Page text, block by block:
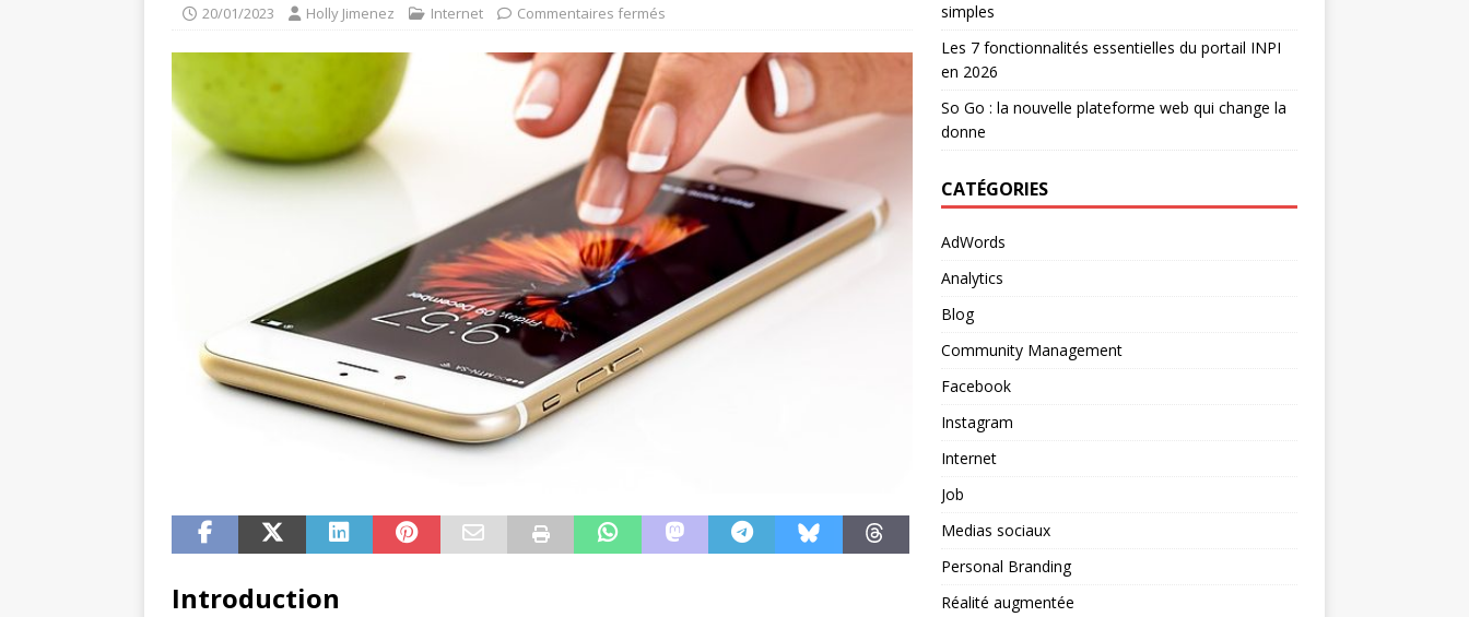
20/01/2023 Holly Jimenez Internet Commentaires fermés
Introduction
simples
Les 7 fonctionnalités essentielles du portail INPI
en 2026
So Go : la nouvelle plateforme web qui change la
donne
CATÉGORIES
AdWords
Analytics
Blog
Community Management
Facebook
Instagram
Internet
Job
Medias sociaux
Personal Branding
Réalité augmentée